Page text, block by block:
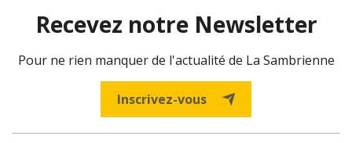
Recevez notre Newsletter
Pour ne rien manquer de l'actualité de La Sambrienne
Inscrivez-vous